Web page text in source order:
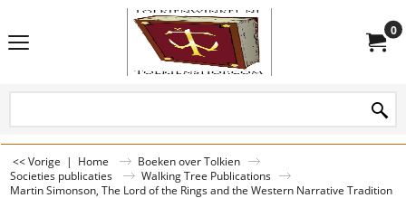
0
<< Vorige | Home
Boeken over Tolkien
Societies publicaties
Walking Tree Publications
Martin Simonson, The Lord of the Rings and the Western Narrative Tradition